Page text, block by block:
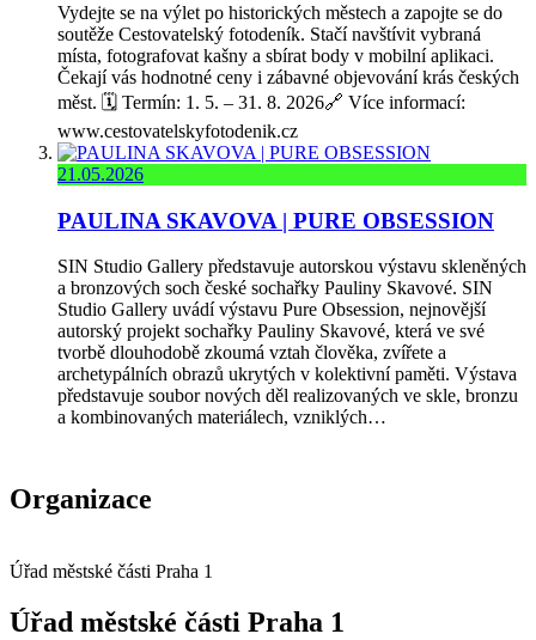
Vydejte se na výlet po historických městech a zapojte se do
soutěže Cestovatelský fotodeník. Stačí navštívit vybraná
místa, fotografovat kašny a sbírat body v mobilní aplikaci.
Čekají vás hodnotné ceny i zábavné objevování krás českých
měst. 🗓️ Termín: 1. 5. – 31. 8. 2026🔗 Více informací:
www.cestovatelskyfotodenik.cz
21.05.2026
PAULINA SKAVOVA | PURE OBSESSION
SIN Studio Gallery představuje autorskou výstavu skleněných
a bronzových soch české sochařky Pauliny Skavové. SIN
Studio Gallery uvádí výstavu Pure Obsession, nejnovější
autorský projekt sochařky Pauliny Skavové, která ve své
tvorbě dlouhodobě zkoumá vztah člověka, zvířete a
archetypálních obrazů ukrytých v kolektivní paměti. Výstava
představuje soubor nových děl realizovaných ve skle, bronzu
a kombinovaných materiálech, vzniklých…
Organizace
Úřad městské části Praha 1
Úřad městské části Praha 1